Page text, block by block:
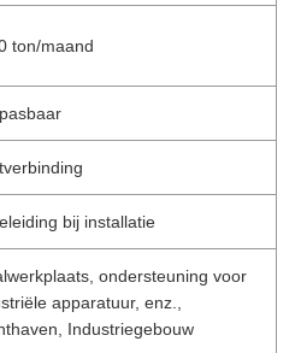
ton/maand
bij installatie
ondersteuning voor
apparatuur, enz.,
Industriegebouw